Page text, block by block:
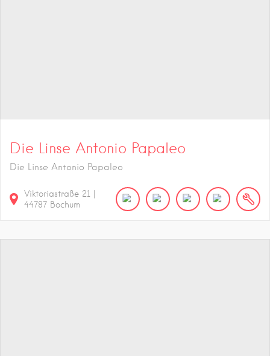
Die Linse Antonio Papaleo
Die Linse Antonio Papaleo
Viktoriastraße 21
44787 Bochum